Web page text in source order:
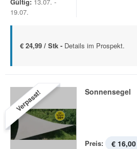
19.07.
€ 24,99 / Stk - Details im Prospekt.
Verpasst! Sonnensegel
Preis: € 16,00